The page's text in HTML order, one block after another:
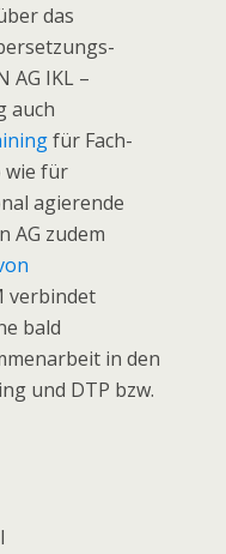
das
AG IKL –
auch
für Fach-
wie für
agierende
AG zudem
verbindet
bald
in den
und DTP bzw.